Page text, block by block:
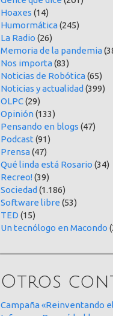
Hoaxes (14)
Humormática(245)
La Radio (26)
Memoria de la pandemia
Nos importa(83)
Noticias de Robótica(65)
Noticias y actualidad (399)
OLPC(29)
Opinión(133)
Pensando en blogs (47)
Podcast (91)
Prensa(47)
Qué linda está Rosario (34)
Recreo!(39)
Sociedad (1.186)
Software libre (53)
TED (15)
Un tecnólogo en Macondo
Otros
Campaña «Reinventando